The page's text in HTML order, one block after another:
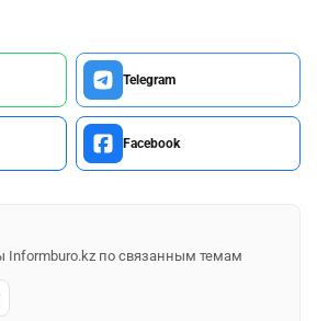
Telegram
Facebook
Informburo.kz по связанным темам